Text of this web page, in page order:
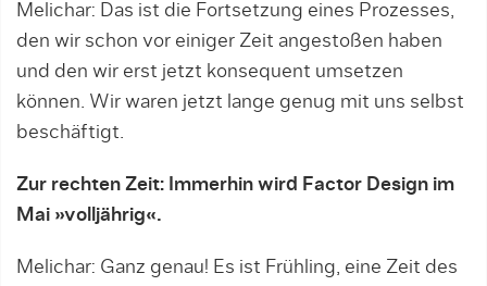
Melichar: Das ist die Fortsetzung eines Prozesses,
den wir schon vor einiger Zeit angestoßen haben
und den wir erst jetzt konsequent umsetzen
können. Wir waren jetzt lange genug mit uns selbst
beschäftigt.
Zur rechten Zeit: Immerhin wird Factor Design im
Mai »volljährig«.
Melichar: Ganz genau! Es ist Frühling, eine Zeit des